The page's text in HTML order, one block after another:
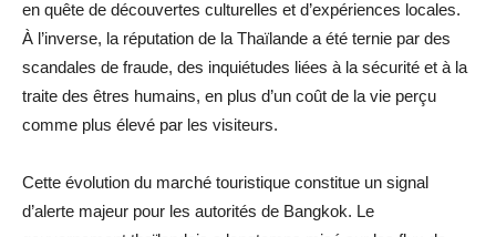
en quête de découvertes culturelles et d’expériences locales.
À l’inverse, la réputation de la Thaïlande a été ternie par des
scandales de fraude, des inquiétudes liées à la sécurité et à la
traite des êtres humains, en plus d’un coût de la vie perçu
comme plus élevé par les visiteurs.
Cette évolution du marché touristique constitue un signal
d’alerte majeur pour les autorités de Bangkok. Le